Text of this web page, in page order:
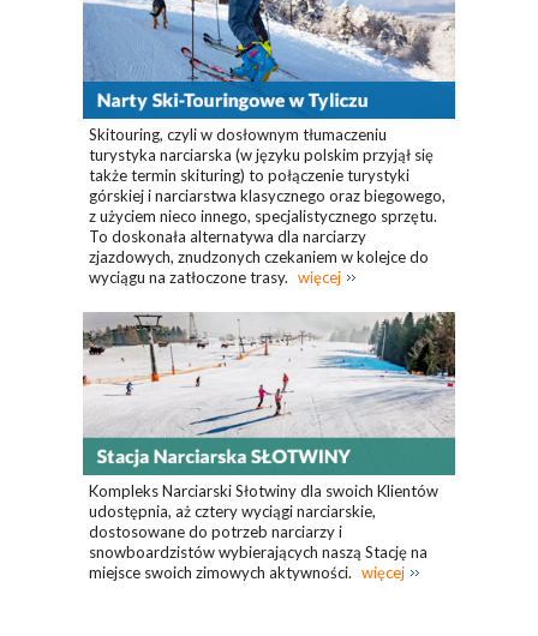
Skitouring, czyli w dosłownym tłumaczeniu
turystyka narciarska (w języku polskim przyjął się
także termin skituring) to połączenie turystyki
górskiej i narciarstwa klasycznego oraz biegowego,
z użyciem nieco innego, specjalistycznego sprzętu.
To doskonała alternatywa dla narciarzy
zjazdowych, znudzonych czekaniem w kolejce do
wyciągu na zatłoczone trasy. więcej
Kompleks Narciarski Słotwiny dla swoich Klientów
udostępnia, aż cztery wyciągi narciarskie,
dostosowane do potrzeb narciarzy i
snowboardzistów wybierających naszą Stację na
miejsce swoich zimowych aktywności. więcej